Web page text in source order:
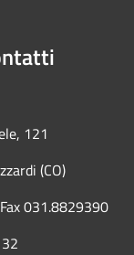
121
(CO)
031.8829390